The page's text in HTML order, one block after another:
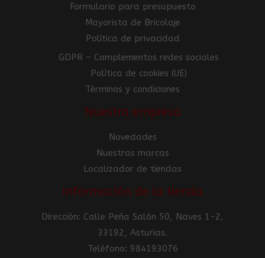
Formulario para presupuesto
Mayorista de Bricolaje
Política de privacidad
GDPR – Complementos redes sociales
Política de cookies (UE)
Términos y condiciones
Nuestra empresa
Novedades
Nuestras marcas
Localizador de tiendas
Información de la tienda
Dirección: Calle Peña Salón 50, Naves 1-2,
33192, Asturias.
Teléfono: 984193076